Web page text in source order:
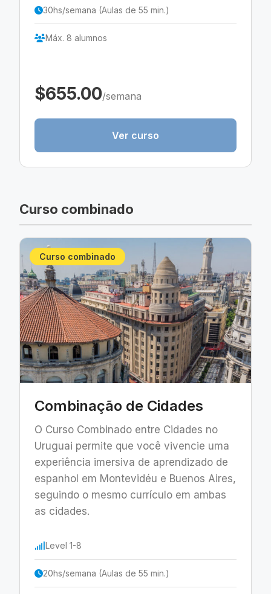
30hs/semana (Aulas de 55 min.)
Máx. 8 alumnos
$655.00/semana
Ver curso
Curso combinado
Curso combinado
Combinação de Cidades
O Curso Combinado entre Cidades no
Uruguai permite que você vivencie uma
experiência imersiva de aprendizado de
espanhol em Montevidéu e Buenos Aires,
seguindo o mesmo currículo em ambas
as cidades.
Level 1-8
20hs/semana (Aulas de 55 min.)